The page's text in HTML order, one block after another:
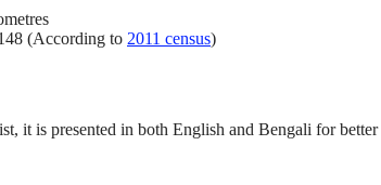
(According to 2011 census)
it is presented in both English and Bengali for better